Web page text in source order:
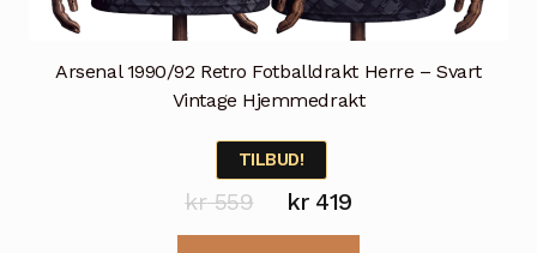
Arsenal 1990/92 Retro Fotballdrakt Herre – Svart
Vintage Hjemmedrakt
TILBUD!
kr559
Opprinnelig
pris
kr419Nåværende
pris